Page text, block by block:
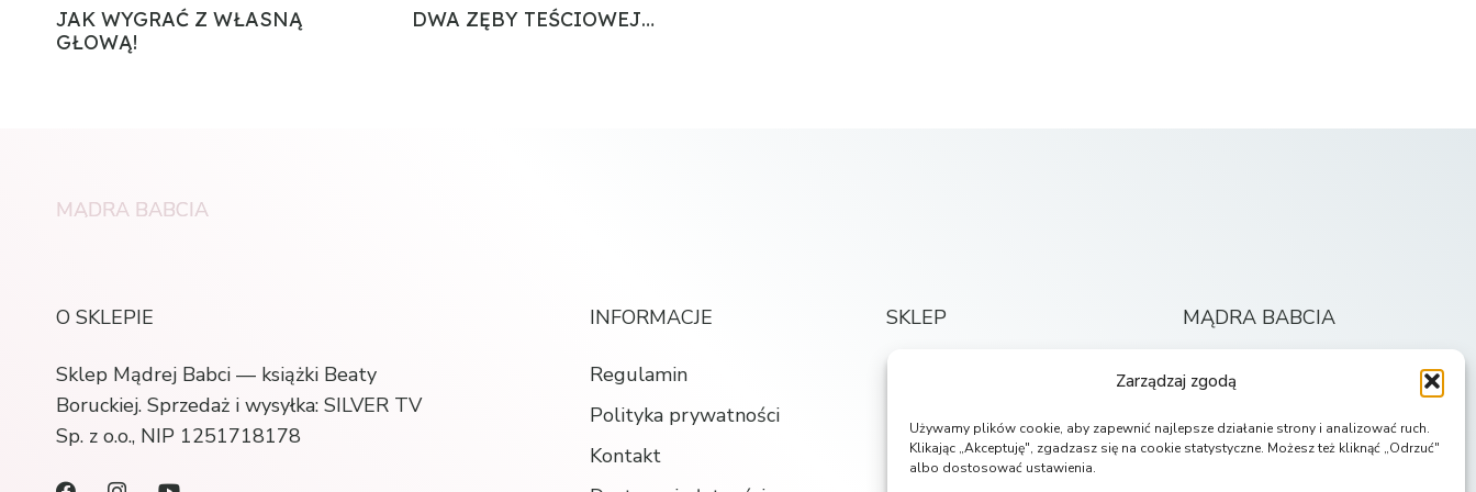
Zarządzaj zgodą
Używamy plików cookie, aby zapewnić najlepsze działanie strony i analizować ruch.
Klikając „Akceptuję", zgadzasz się na cookie statystyczne. Możesz też kliknąć „Odrzuć"
albo dostosować ustawienia.
JAK WYGRAĆ Z WŁASNĄ
GŁOWĄ!
DWA ZĘBY TEŚCIOWEJ…
MĄDRA BABCIA
O SKLEPIE
Sklep Mądrej Babci — książki Beaty
Boruckiej. Sprzedaż i wysyłka: SILVER TV
Sp. z o.o., NIP 1251718178
INFORMACJE
Regulamin
Polityka prywatności
Kontakt
SKLEP
Moje konto
MĄDRA BABCIA
Strona główna
O autorce